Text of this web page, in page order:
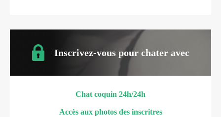
Inscrivez-vous pour chater avec
Chat coquin 24h/24h
Accès aux photos des inscritres